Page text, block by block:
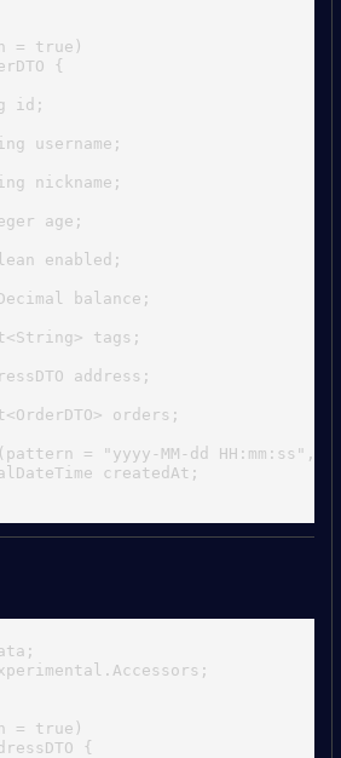
= true)
{
id;
username;
nickname;
age;
enabled;
balance;
tags;
address;
orders;
= "yyyy-MM-dd HH:mm:ss",
createdAt;
= true)
{